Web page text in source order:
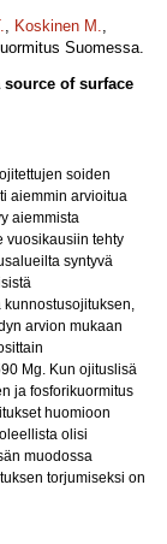
, Koskinen M.,
Suomessa.
source of surface
soiden
aiemmin arvioitua
aiemmista
vuosikausiin tehty
syntyvä
kunnostusojituksen,
arvion mukaan
Mg. Kun ojituslisä
ja fosforikuormitus
huomioon
olisi
muodossa
torjumiseksi on